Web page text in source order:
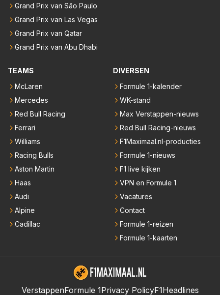
Grand Prix van São Paulo
Grand Prix van Las Vegas
Grand Prix van Qatar
Grand Prix van Abu Dhabi
TEAMS
McLaren
Mercedes
Red Bull Racing
Ferrari
Williams
Racing Bulls
Aston Martin
Haas
Audi
Alpine
Cadillac
DIVERSEN
Formule 1-kalender
WK-stand
Max Verstappen-nieuws
Red Bull Racing-nieuws
F1Maximaal.nl-producties
Formule 1-nieuws
F1 live kijken
VPN en Formule 1
Vacatures
Contact
Formule 1-reizen
Formule 1-kaarten
VerstappenFormule 1Privacy PolicyF1Headlines